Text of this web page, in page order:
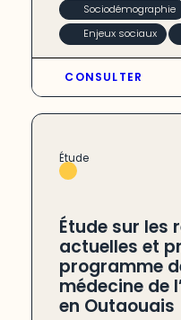
Sociodémographie
Enjeux sociaux
CONSULTER
Étude
Étude sur les
actuelles et
programme
médecine de
en Outaouais